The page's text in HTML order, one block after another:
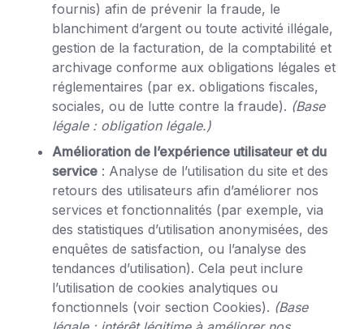
fournis) afin de prévenir la fraude, le
blanchiment d’argent ou toute activité illégale,
gestion de la facturation, de la comptabilité et
archivage conforme aux obligations légales et
réglementaires (par ex. obligations fiscales,
sociales, ou de lutte contre la fraude). (Base
légale : obligation légale.)
Amélioration de l’expérience utilisateur et du
service : Analyse de l’utilisation du site et des
retours des utilisateurs afin d’améliorer nos
services et fonctionnalités (par exemple, via
des statistiques d’utilisation anonymisées, des
enquêtes de satisfaction, ou l’analyse des
tendances d’utilisation). Cela peut inclure
l’utilisation de cookies analytiques ou
fonctionnels (voir section Cookies). (Base